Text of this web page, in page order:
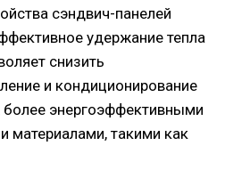
сэндвич-панелей
удержание тепла
снизить
и кондиционирование
более энергоэффективными
материалами, такими как